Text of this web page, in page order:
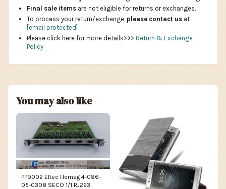
Final sale items are not eligible for returns or exchanges.
To process your return/exchange, please contact us at
[email protected]
Please click here for more details>>> Return & Exchange
Policy
You may also like
PP9002 Eltec Homag 4-086-
05-0308 SECO 1/1 RJ223